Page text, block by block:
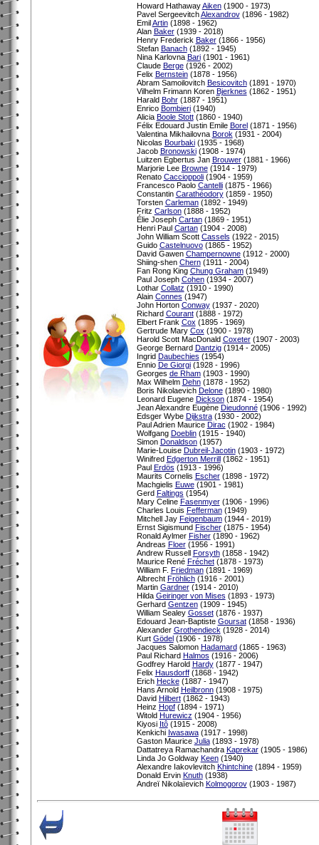
Howard HathawayAiken(1900 - 1973)
Pavel SergeevitchAlexandrov(1896 - 1982)
EmilArtin(1898 - 1962)
Alan Baker(1939 - 2018)
Henry Frederick Baker(1866 - 1956)
Stefan Banach(1892 - 1945)
Nina Karlovna Bari(1901 - 1961)
Claude Berge(1926 - 2002)
Felix Bernstein(1878 - 1956)
Abram Samoilovitch Besicovitch(1891 - 1970)
Vilhelm Frimann Koren Bjerknes (1862 - 1951)
Harald Bohr(1887 - 1951)
Enrico Bombieri(1940)
Alicia Boole Stott(1860 - 1940)
Félix Edouard Justin Emile Borel(1871 - 1956)
Valentina Mikhailovna Borok (1931 - 2004)
Nicolas Bourbaki(1935 - 1968)
Jacob Bronowski(1908 - 1974)
Luitzen Egbertus Jan Brouwer(1881 - 1966)
Marjorie Lee Browne(1914 - 1979)
Renato Caccioppoli(1904 - 1959)
Francesco Paolo Cantelli(1875 - 1966)
Constantin Carathéodory(1859 - 1950)
Torsten Carleman(1892 - 1949)
Fritz Carlson(1888 - 1952)
Élie Joseph Cartan(1869 - 1951)
Henri Paul Cartan(1904 - 2008)
John William Scott Cassels (1922 - 2015)
Guido Castelnuovo(1865 - 1952)
David Gawen Champernowne(1912 - 2000)
Shiing-shen Chern(1911 - 2004)
Fan Rong King Chung Graham(1949)
Paul Joseph Cohen(1934 - 2007)
Lothar Collatz (1910 - 1990)
Alain Connes (1947)
John Horton Conway(1937 - 2020)
Richard Courant(1888 - 1972)
Elbert Frank Cox (1895 - 1969)
Gertrude Mary Cox (1900 - 1978)
Harold Scott MacDonald Coxeter(1907 - 2003)
George Bernard Dantzig(1914 - 2005)
Ingrid Daubechies (1954)
Ennio De Giorgi(1928 - 1996)
Georges de Rham(1903 - 1990)
Max Wilhelm Dehn(1878 - 1952)
Boris Nikolaevich Delone(1890 - 1980)
Leonard Eugene Dickson(1874 - 1954)
Jean Alexandre Eugène Dieudonné(1906 - 1992)
Edsger Wybe Dijkstra(1930 - 2002)
Paul Adrien Maurice Dirac (1902 - 1984)
Wolfgang Doeblin(1915 - 1940)
Simon Donaldson(1957)
Marie-Louise Dubreil-Jacotin(1903 - 1972)
Winifred Edgerton Merrill(1862 - 1951)
Paul Erdös (1913 - 1996)
Maurits Cornelis Escher(1898 - 1972)
Machgielis Euwe(1901 - 1981)
Gerd Faltings (1954)
Mary Celine Fasenmyer(1906 - 1996)
Charles Louis Fefferman(1949)
Mitchell Jay Feigenbaum(1944 - 2019)
Ernst Sigismund Fischer(1875 - 1954)
Ronald Aylmer Fisher(1890 - 1962)
Andreas Floer(1956 - 1991)
Andrew Russell Forsyth(1858 - 1942)
Maurice René Fréchet(1878 - 1973)
William F. Friedman(1891 - 1969)
Albrecht Fröhlich(1916 - 2001)
Martin Gardner(1914 - 2010)
Hilda Geiringer von Mises (1893 - 1973)
Gerhard Gentzen(1909 - 1945)
William Sealey Gosset(1876 - 1937)
Edouard Jean-Baptiste Goursat(1858 - 1936)
Alexander Grothendieck (1928 - 2014)
Kurt Gödel(1906 - 1978)
Jacques Salomon Hadamard(1865 - 1963)
Paul Richard Halmos (1916 - 2006)
Godfrey Harold Hardy(1877 - 1947)
Felix Hausdorff(1868 - 1942)
Erich Hecke(1887 - 1947)
Hans Arnold Heilbronn(1908 - 1975)
David Hilbert(1862 - 1943)
Heinz Hopf(1894 - 1971)
Witold Hurewicz (1904 - 1956)
Kiyosi Itô(1915 - 2008)
Kenkichi Iwasawa(1917 - 1998)
Gaston Maurice Julia(1893 - 1978)
Dattatreya Ramachandra Kaprekar(1905 - 1986)
Linda Jo Goldway Keen(1940)
Alexandre Iakovlevitch Khintchine(1894 - 1959)
Donald Ervin Knuth(1938)
Andreï Nikolaïevich Kolmogorov(1903 - 1987)